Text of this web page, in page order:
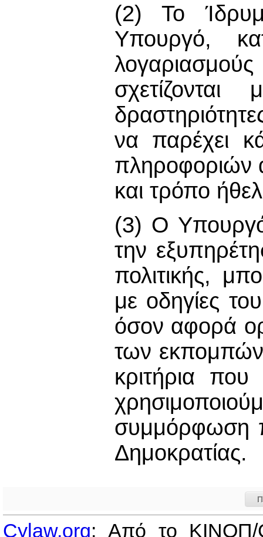
(2) Το
Υπουργό,
να παρέχει
πληροφοριών
και τρόπο
(3) Ο
την
πολιτικής,
με οδηγίες
όσον αφορά
των εκπομπών
κριτήρια
συμμόρφωση
Δημοκρατίας.
Cylaw.org: Από το